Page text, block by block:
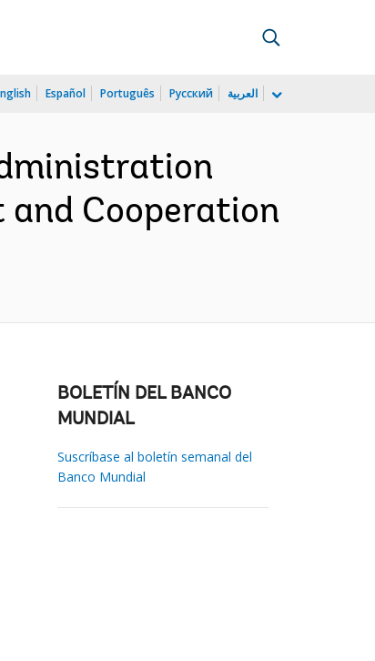
Español Português Русский العربية
Cooperation
BOLETÍN DEL BANCO
MUNDIAL
Suscríbase al boletín semanal del
Banco Mundial